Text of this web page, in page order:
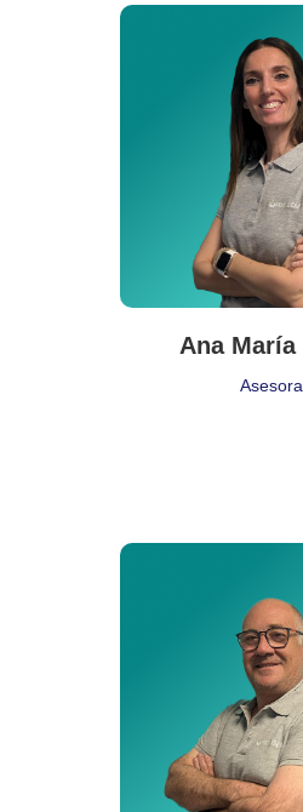
Ana María
Asesora
Puesto de
Asesora
Sevilla
Cita:
❝ Si te ofrecen un asiento en un
asiento es.
Delegado
Sevilla
Cita:
❝ Todos los grandes